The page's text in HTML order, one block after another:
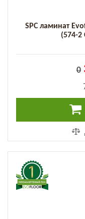
SPC ламинат
(574-2
0